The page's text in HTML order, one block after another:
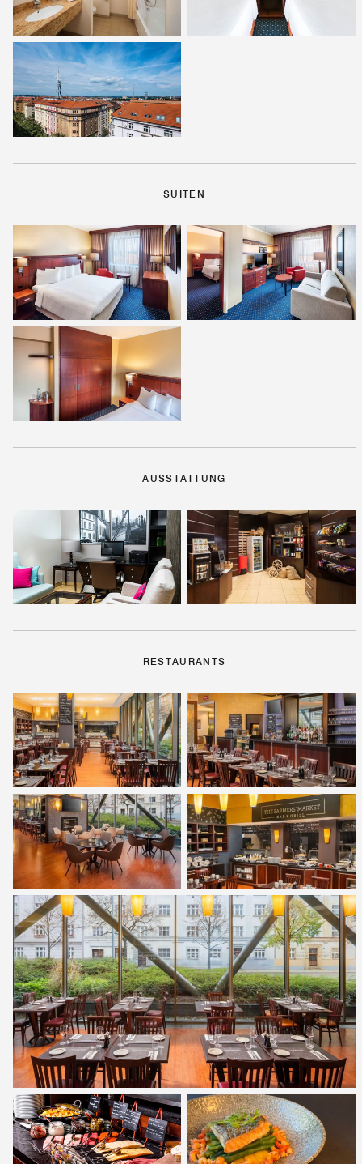
SUITEN
AUSSTATTUNG
RESTAURANTS